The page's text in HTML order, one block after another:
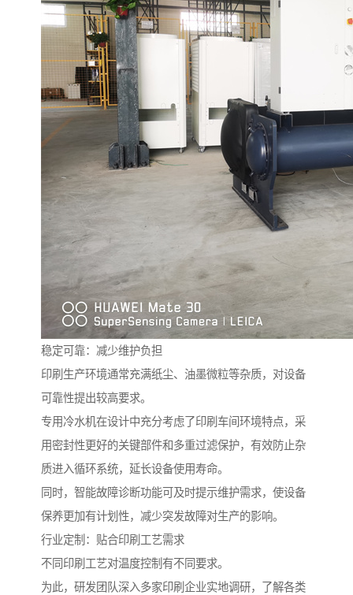
稳定可靠：减少维护负担
印刷生产环境通常充满纸尘、油墨微粒等杂质，对设备
可靠性提出较高要求。
专用冷水机在设计中充分考虑了印刷车间环境特点，采
用密封性更好的关键部件和多重过滤保护，有效防止杂
质进入循环系统，延长设备使用寿命。
同时，智能故障诊断功能可及时提示维护需求，使设备
保养更加有计划性，减少突发故障对生产的影响。
行业定制：贴合印刷工艺需求
不同印刷工艺对温度控制有不同要求。
为此，研发团队深入多家印刷企业实地调研，了解各类